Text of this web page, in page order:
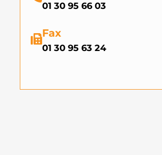
01 30 95 66 03
Fax
01 30 95 63 24